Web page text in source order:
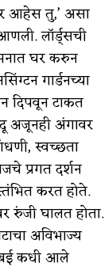
आहेस तु,’ असा
लॉर्ड्सची
मनात घर करुन
गार्डनच्या
दिपवून टाकत
अजूनही अंगावर
स्वच्छता
प्रगत दर्शन
करत होते.
रुंजी घालत होता.
अविभाज्य
कधी आले